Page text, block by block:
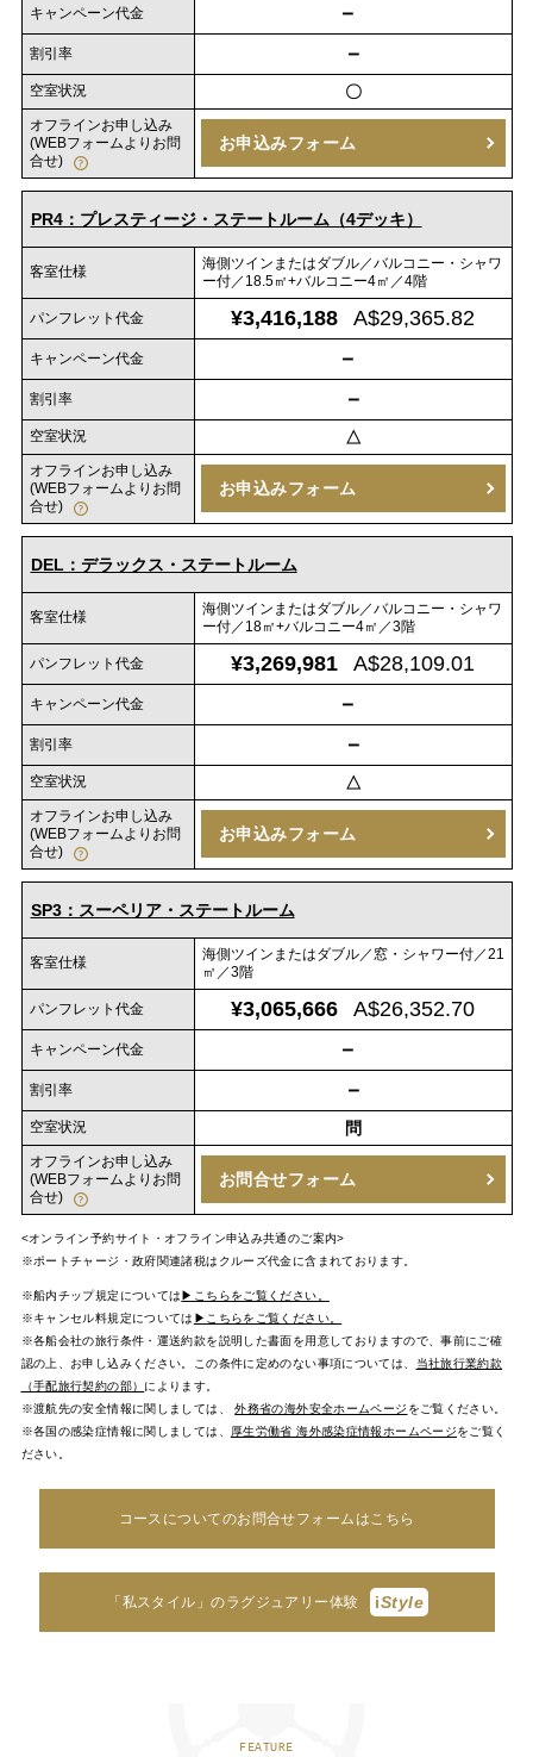
キャンペーン代金 －
割引率 －
空室状況 〇
オフラインお申し込み
(WEBフォームよりお問
合せ)
お申込みフォーム
PR4：プレスティージ・ステートルーム（4デッキ）
客室仕様
海側ツインまたはダブル／バルコニー・シャワ
ー付／18.5㎡+バルコニー4㎡／4階
パンフレット代金 ¥3,416,188 A$29,365.82
キャンペーン代金 －
割引率 －
空室状況 △
オフラインお申し込み
(WEBフォームよりお問
合せ)
お申込みフォーム
DEL：デラックス・ステートルーム
客室仕様
海側ツインまたはダブル／バルコニー・シャワ
ー付／18㎡+バルコニー4㎡／3階
パンフレット代金 ¥3,269,981 A$28,109.01
キャンペーン代金 －
割引率 －
空室状況 △
オフラインお申し込み
(WEBフォームよりお問
合せ)
お申込みフォーム
SP3：スーペリア・ステートルーム
客室仕様
海側ツインまたはダブル／窓・シャワー付／21
㎡／3階
パンフレット代金 ¥3,065,666 A$26,352.70
キャンペーン代金 －
割引率 －
空室状況 問
オフラインお申し込み
(WEBフォームよりお問
合せ)
お問合せフォーム
<オンライン予約サイト・オフライン申込み共通のご案内>
※ポートチャージ・政府関連諸税はクルーズ代金に含まれております。
※船内チップ規定については▶こちらをご覧ください。
※キャンセル料規定については ▶こちらをご覧ください。
※各船会社の旅行条件・運送約款を説明した書面を用意しておりますので、事前にご確
認の上、お申し込みください。この条件に定めのない事項については、
当社旅行業約款
（手配旅行契約の部） によります。
※渡航先の安全情報に関しましては、外務省の海外安全ホームページ をご覧ください。
※各国の感染症情報に関しましては、
厚生労働省 海外感染症情報ホームページをご覧く
ださい。
コースについてのお問合せフォームはこちら
「私スタイル」のラグジュアリー体験 iStyle
FEATURE